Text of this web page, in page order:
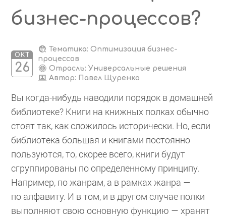
бизнес-процессов?
ОКТ
26
Тематика: Оптимизация бизнес-
процессов
Отрасль: Универсальные решения
Автор: Павел Щуренко
Вы когда-нибудь наводили порядок в домашней
библиотеке? Книги на книжных полках обычно
стоят так, как сложилось исторически. Но, если
библиотека большая и книгами постоянно
пользуются, то, скорее всего, книги будут
сгруппированы по определенному принципу.
Например, по жанрам, а в рамках жанра —
по алфавиту. И в том, и в другом случае полки
выполняют свою основную функцию — хранят